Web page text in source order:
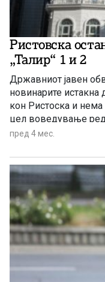
Ристовска
„Талир“ 1 и 2
Државниот јавен
новинарите истакна
кон Ристоска и нема
цел воведување
пред 4 мес.